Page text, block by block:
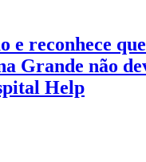
e reconhece que
Grande não
Help